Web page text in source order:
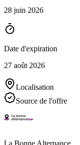
28 juin 2026
Date d'expiration
27 août 2026
Localisation
Source de l'offre
La Bonne Alternance